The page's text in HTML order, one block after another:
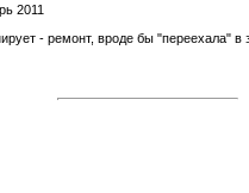
2011
- ремонт, вроде бы "переехала" в